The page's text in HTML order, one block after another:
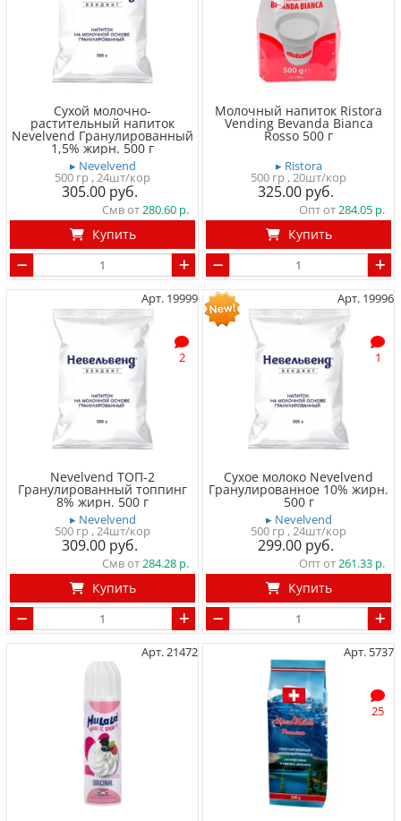
Сухой молочно-
растительный напиток
Nevelvend Гранулированный
1,5% жирн. 500 г
▸ Nevelvend
500 гр , 24шт/кор
305.00
Смв от280.60
Купить
Молочный напиток Ristora
Vending Bevanda Bianca
Rosso 500 г
▸ Ristora
500 гр , 20шт/кор
325.00
Опт от284.05
Купить
Арт. 19999
2
Nevelvend ТОП-2
Гранулированный топпинг
8% жирн. 500 г
▸ Nevelvend
500 гр , 24шт/кор
309.00
Смв от284.28
Купить
Арт. 19996
1
Сухое молоко Nevelvend
Гранулированное 10% жирн.
500 г
▸ Nevelvend
500 гр , 24шт/кор
299.00
Опт от261.33
Купить
Арт. 21472 Арт. 5737
25